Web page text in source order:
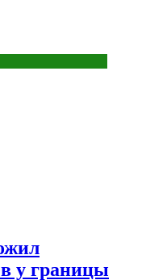
у границы